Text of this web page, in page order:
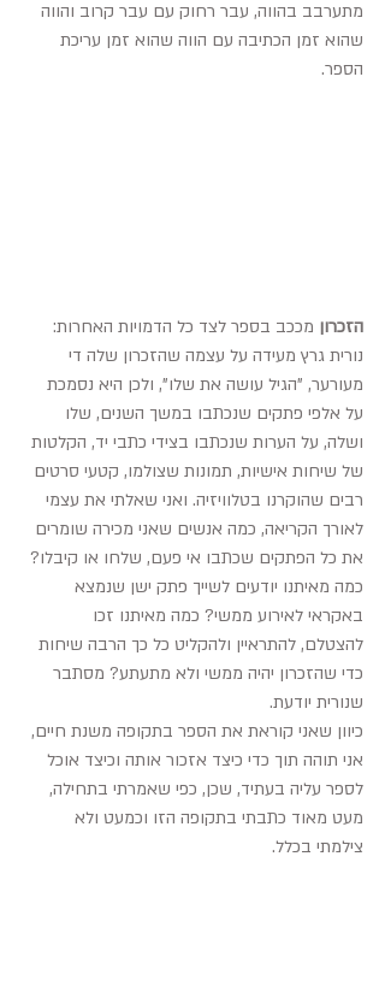
מתערבב בהווה, עבר רחוק עם עבר קרוב והווה
שהוא זמן הכתיבה עם הווה שהוא זמן עריכת
הספר.
הזכרון מככב בספר לצד כל הדמויות האחרות:
נורית גרץ מעידה על עצמה שהזכרון שלה די
מעורער, "הגיל עושה את שלו", ולכן היא נסמכת
על אלפי פתקים שנכתבו במשך השנים, שלו
ושלה, על הערות שנכתבו בצידי כתבי יד, הקלטות
של שיחות אישיות, תמונות שצולמו, קטעי סרטים
רבים שהוקרנו בטלוויזיה. ואני שאלתי את עצמי
לאורך הקריאה, כמה אנשים שאני מכירה שומרים
את כל הפתקים שכתבו אי פעם, שלחו או קיבלו?
כמה מאיתנו יודעים לשייך פתק ישן שנמצא
באקראי לאירוע ממשי? כמה מאיתנו זכו
להצטלם, להתראיין ולהקליט כל כך הרבה שיחות
כדי שהזכרון יהיה ממשי ולא מתעתע? מסתבר
שנורית יודעת.
כיוון שאני קוראת את הספר בתקופה משנת חיים,
אני תוהה תוך כדי כיצד אזכור אותה וכיצד אוכל
לספר עליה בעתיד, שכן, כפי שאמרתי בתחילה,
מעט מאוד כתבתי בתקופה הזו וכמעט ולא
צילמתי בכלל.